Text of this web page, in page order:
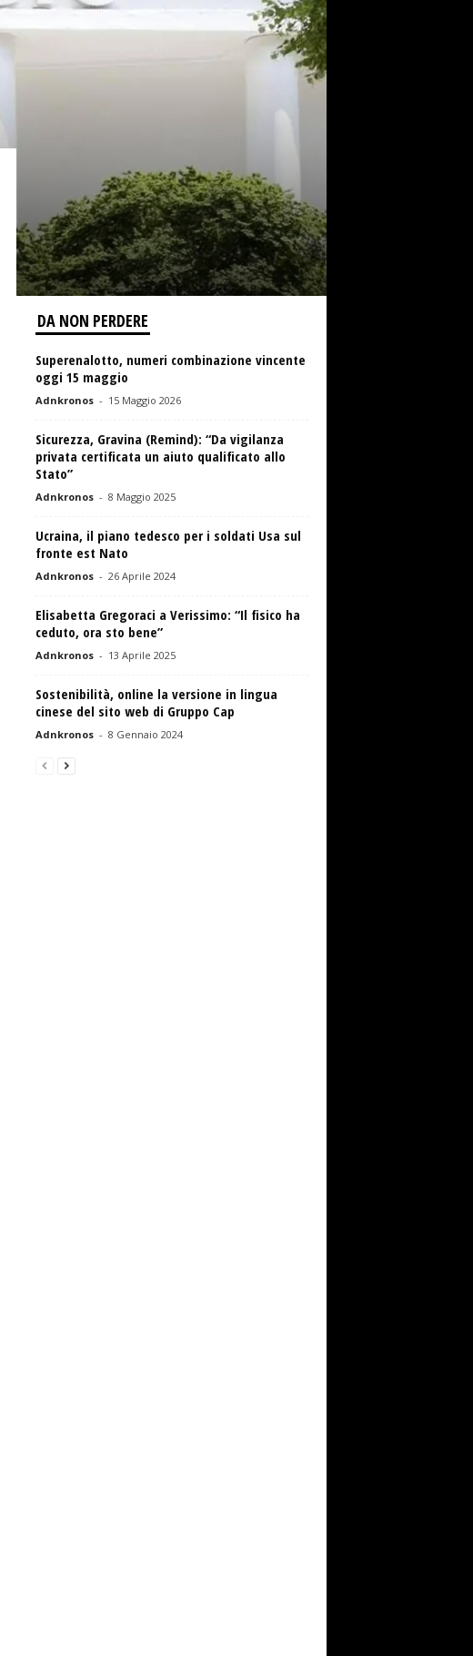
DA NON PERDERE
Superenalotto, numeri combinazione vincente
oggi 15 maggio
Adnkronos - 15 Maggio 2026
Sicurezza, Gravina (Remind): “Da vigilanza
privata certificata un aiuto qualificato allo
Stato”
Adnkronos - 8 Maggio 2025
Ucraina, il piano tedesco per i soldati Usa sul
fronte est Nato
Adnkronos - 26 Aprile 2024
Elisabetta Gregoraci a Verissimo: “Il fisico ha
ceduto, ora sto bene”
Adnkronos - 13 Aprile 2025
Sostenibilità, online la versione in lingua
cinese del sito web di Gruppo Cap
Adnkronos - 8 Gennaio 2024